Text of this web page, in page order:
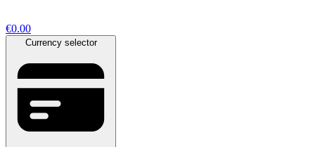
€0.00
Currency selector